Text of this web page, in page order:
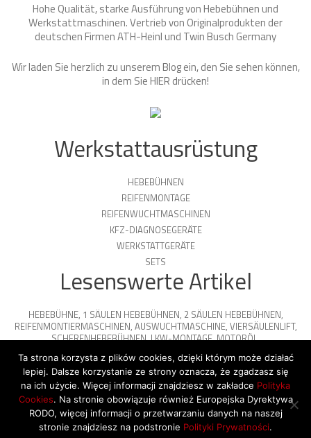
Hohe Qualität, starke Ausführung von Hebebühnen und
Werkstattmaschinen. Vertrieb von Originalprodukten der
deutschen Firmen ATH-Heinl und Twin Busch Germany
Wir laden Sie herzlich zu unserem Blog ein, den Sie sehen können,
in dem SieHIER drücken!
Werkstattausrüstung
HEBEBÜHNEN
REIFENMONTAGE
REIFENWUCHTMASCHINEN
KFZ-DIAGNOSEGERÄTE
WERKSTATTGERÄTE
SETS
Lesenswerte Artikel
HEBEBÜHNE, 1 SÄULEN HEBEBÜHNEN, 2 SÄULEN HEBEBÜHNEN,
REIFENMONTIERMASCHINEN, AUSWUCHTMASCHINE, VIERSÄULENLIFT,
SCHERENHEBEBÜHNEN,LKW-MONTAGE,MOTORÖL,
PARKPLATTFORMEN
© 2026 Copyright by SiegStar. All rights
reserved
Regulamin Shipping
Ta strona korzysta z plików cookies, dzięki którym może działać
lepiej. Dalsze korzystanie ze strony oznacza, że zgadzasz się
na ich użycie. Więcej informacji znajdziesz w zakładce Polityka
Cookies. Na stronie obowiązuje również Europejska Dyrektywa
RODO, więcej informacji o przetwarzaniu danych na naszej
stronie znajdziesz na podstronie Polityki Prywatności.